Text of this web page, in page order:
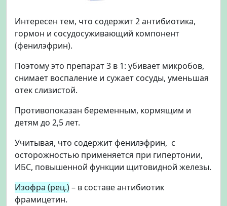
Интересен тем, что содержит 2 антибиотика,
гормон и сосудосуживающий компонент
(фенилэфрин).
Поэтому это препарат 3 в 1: убивает микробов,
снимает воспаление и сужает сосуды, уменьшая
отек слизистой.
Противопоказан беременным, кормящим и
детям до 2,5 лет.
Учитывая, что содержит фенилэфрин, с
осторожностью применяется при гипертонии,
ИБС, повышенной функции щитовидной железы.
Изофра (рец.)– в составе антибиотик
фрамицетин.